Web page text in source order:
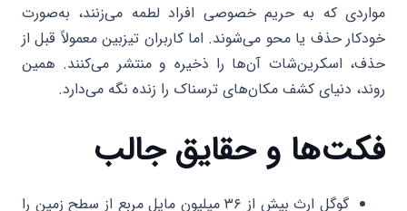
مواردی که به حریم خصوصی افراد لطمه می‌زنند، به‌صورت
خودکار حذف یا محو می‌شوند. اما کاربران تیزبین معمولاً قبل از
حذف، اسکرین‌شات آن‌ها را ذخیره و منتشر می‌کنند. همین
روند، دنیای کشف مکان‌های ترسناک را زنده نگه می‌دارد.
فکت‌ها و حقایق جالب
گوگل ارث بیش از ۳۶ میلیون مایل مربع از سطح زمین را